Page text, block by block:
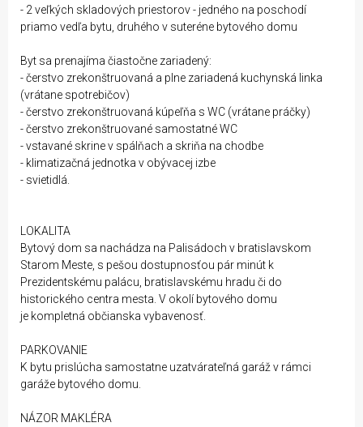
- 2 veľkých skladových priestorov - jedného na poschodí
priamo vedľa bytu, druhého v suteréne bytového domu
Byt sa prenajíma čiastočne zariadený:
- čerstvo zrekonštruovaná a plne zariadená kuchynská linka
(vrátane spotrebičov)
- čerstvo zrekonštruovaná kúpeľňa s WC (vrátane práčky)
- čerstvo zrekonštruované samostatné WC
- vstavané skrine v spálňach a skriňa na chodbe
- klimatizačná jednotka v obývacej izbe
- svietidlá.
LOKALITA
Bytový dom sa nachádza na Palisádoch v bratislavskom
Starom Meste, s pešou dostupnosťou pár minút k
Prezidentskému palácu, bratislavskému hradu či do
historického centra mesta. V okolí bytového domu
je kompletná občianska vybavenosť.
PARKOVANIE
K bytu prislúcha samostatne uzatvárateľná garáž v rámci
garáže bytového domu.
NÁZOR MAKLÉRA